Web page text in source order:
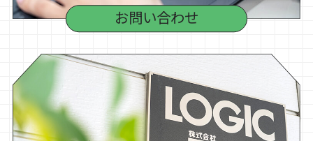
お問い合わせ